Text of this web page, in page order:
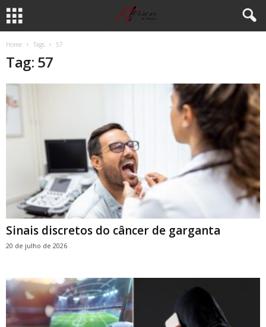
Home Tags 57
Tag: 57
Sinais discretos do câncer de garganta
20 de julho de 2026